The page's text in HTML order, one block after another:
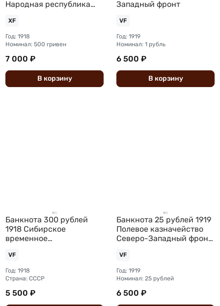
Народная республика
XF
Год: 1918
Номинал: 500 гривен
7 000 ₽
В корзину
Западный фронт
VF
Год: 1919
Номинал: 1 рубль
6 500 ₽
В корзину
Банкнота 300 рублей
1918 Сибирское
временное
Сибирь
VF
Год: 1918
Страна: СССР
5 500 ₽
Банкнота 25 рублей 1919
Полевое казначейство
Северо-Западный фронт
VF
Год: 1919
Номинал: 25 рублей
6 500 ₽